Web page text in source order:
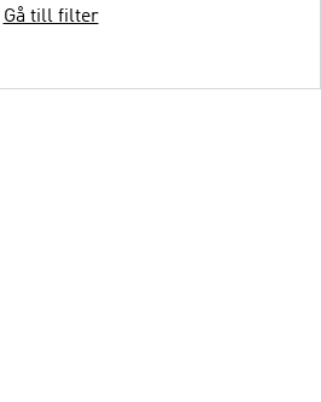
Gå till filter